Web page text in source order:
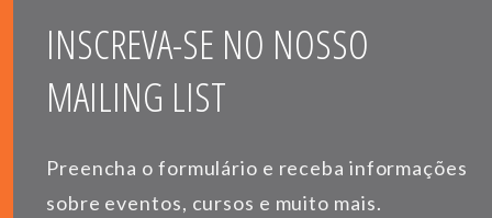
INSCREVA-SE NO NOSSO
MAILING LIST
Preencha o formulário e receba informações
sobre eventos, cursos e muito mais.